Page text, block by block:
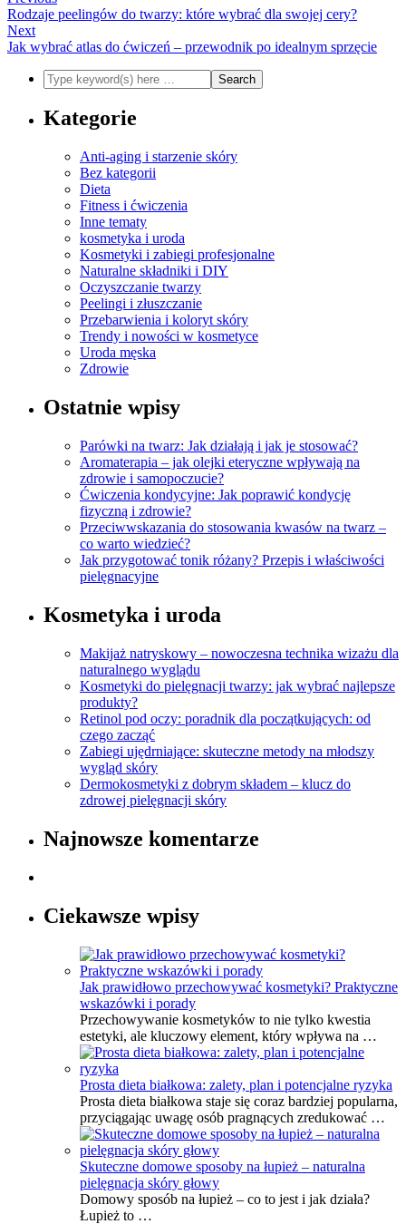
Rodzaje peelingów do twarzy: które wybrać dla swojej cery?
Next
Jak wybrać atlas do ćwiczeń – przewodnik po idealnym sprzęcie
Kategorie
Anti-aging i starzenie skóry
Bez kategorii
Dieta
Fitness i ćwiczenia
Inne tematy
kosmetyka i uroda
Kosmetyki i zabiegi profesjonalne
Naturalne składniki i DIY
Oczyszczanie twarzy
Peelingi i złuszczanie
Przebarwienia i koloryt skóry
Trendy i nowości w kosmetyce
Uroda męska
Zdrowie
Ostatnie wpisy
Parówki na twarz: Jak działają i jak je stosować?
Aromaterapia – jak olejki eteryczne wpływają na
zdrowie i samopoczucie?
Ćwiczenia kondycyjne: Jak poprawić kondycję
fizyczną i zdrowie?
Przeciwwskazania do stosowania kwasów na twarz –
co warto wiedzieć?
Jak przygotować tonik różany? Przepis i właściwości
pielęgnacyjne
Kosmetyka i uroda
Makijaż natryskowy – nowoczesna technika wizażu dla
naturalnego wyglądu
Kosmetyki do pielęgnacji twarzy: jak wybrać najlepsze
produkty?
Retinol pod oczy: poradnik dla początkujących: od
czego zacząć
Zabiegi ujędrniające: skuteczne metody na młodszy
wygląd skóry
Dermokosmetyki z dobrym składem – klucz do
zdrowej pielęgnacji skóry
Najnowsze komentarze
Ciekawsze wpisy
Jak prawidłowo przechowywać kosmetyki? Praktyczne
wskazówki i porady
Przechowywanie kosmetyków to nie tylko kwestia
estetyki, ale kluczowy element, który wpływa na …
Prosta dieta białkowa: zalety, plan i potencjalne ryzyka
Prosta dieta białkowa staje się coraz bardziej popularna,
przyciągając uwagę osób pragnących zredukować …
Skuteczne domowe sposoby na łupież – naturalna
pielęgnacja skóry głowy
Domowy sposób na łupież – co to jest i jak działa?
Łupież to …